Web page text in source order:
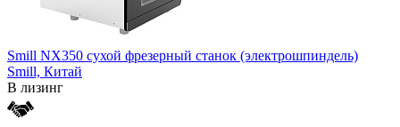
Smill NX350 cухой фрезерный станок (электрошпиндель)
Smill, Китай
В лизинг